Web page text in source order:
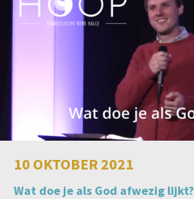
10 OKTOBER 2021
Wat doe je als God afwezig lijkt?